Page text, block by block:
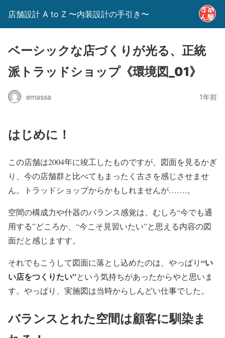
店舗設計 A to Z 〜内装設計の手引き〜
ベーシックな店づくりが光る、正統
派トラッドショップ《環境図_01》
emassa 1年前
はじめに！
この店舗は2004年に竣工したものですが、図面を見るかぎ
り、今の店舗群と比べてもまったく古さを感じさせませ
ん。トラッドショップからかもしれませんが…….。
空間の構成力や什器のバランス感覚は、むしろ“今でも通
用する”どころか、“今こそ見習いたい”と思える内容の図
面だと感じますす。
それでもこうして図面に落とし込めたのは、やっぱり“い
い店をつくりたい”という気持ちがあったからやと思いま
す。やっぱり、実施図は当時からしんどい仕事でした。
バランスとれた空間は顧客に馴染ま